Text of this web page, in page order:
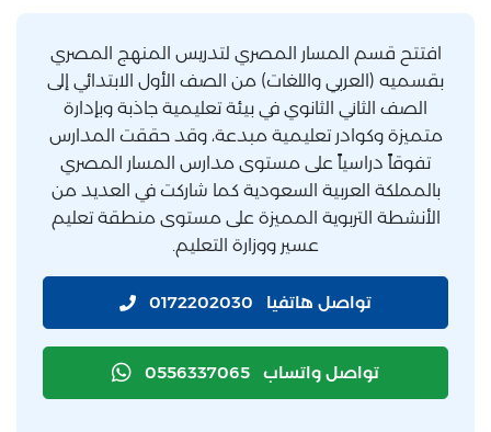
افتتح قسم المسار المصري لتدريس المنهج المصري
بقسميه (العربي واللغات) من الصف الأول الابتدائي إلى
الصف الثاني الثانوي في بيئة تعليمية جاذبة وبإدارة
متميزة وكوادر تعليمية مبدعة، وقد حققت المدارس
تفوقاً دراسياً على مستوى مدارس المسار المصري
بالمملكة العربية السعودية كما شاركت في العديد من
الأنشطة التربوية المميزة على مستوى منطقة تعليم
عسير ووزارة التعليم.
تواصل هاتفيا 0172202030
تواصل واتساب 0556337065